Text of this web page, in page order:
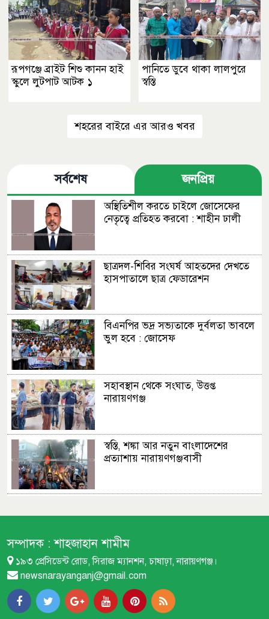
রূপগঞ্জে ব্রাইট শিশু কানন হাই
স্কুলে লুটপাট আটক ১
পানিতে ডুবে থাকা লালপুরে
স্বস্তি
শহরের বাইরে এর আরও খবর
সর্বশেষ জনপ্রিয়
অস্থিতিশীল করতে চাইলে জোসেফের
নেতৃত্বে প্রতিহত করবো : শাহীন ঢালী
ছাত্রদল-শিবির সংঘর্ষ আহতদের দেখতে
হাসপাতালে ছাত্র ফেডারেশন
বিএনপির ভদ্র সভ্যতাকে দুর্বলতা ভাবলে
ভুল হবে : জোসেফ
সহাবস্থান থেকে সংঘাত, উত্তপ্ত
নারায়ণগঞ্জ
স্বস্তি, শঙ্কা আর নতুন বাংলাদেশের
প্রত্যাশায় নারায়ণগঞ্জবাসী
যেভাবে
পুলিশের অনুপস্থিতিতে ছাত্র-জনতা
নিরাপত্তায়
সম্পাদক :শাহজাহান শামীম
১৯৩ প্রেসিডেন্ট রোড, সিরাজ ম্যানশন, চাষাঢ়া, নারায়ণগঞ্জ।
newsnarayanganj@gmail.com